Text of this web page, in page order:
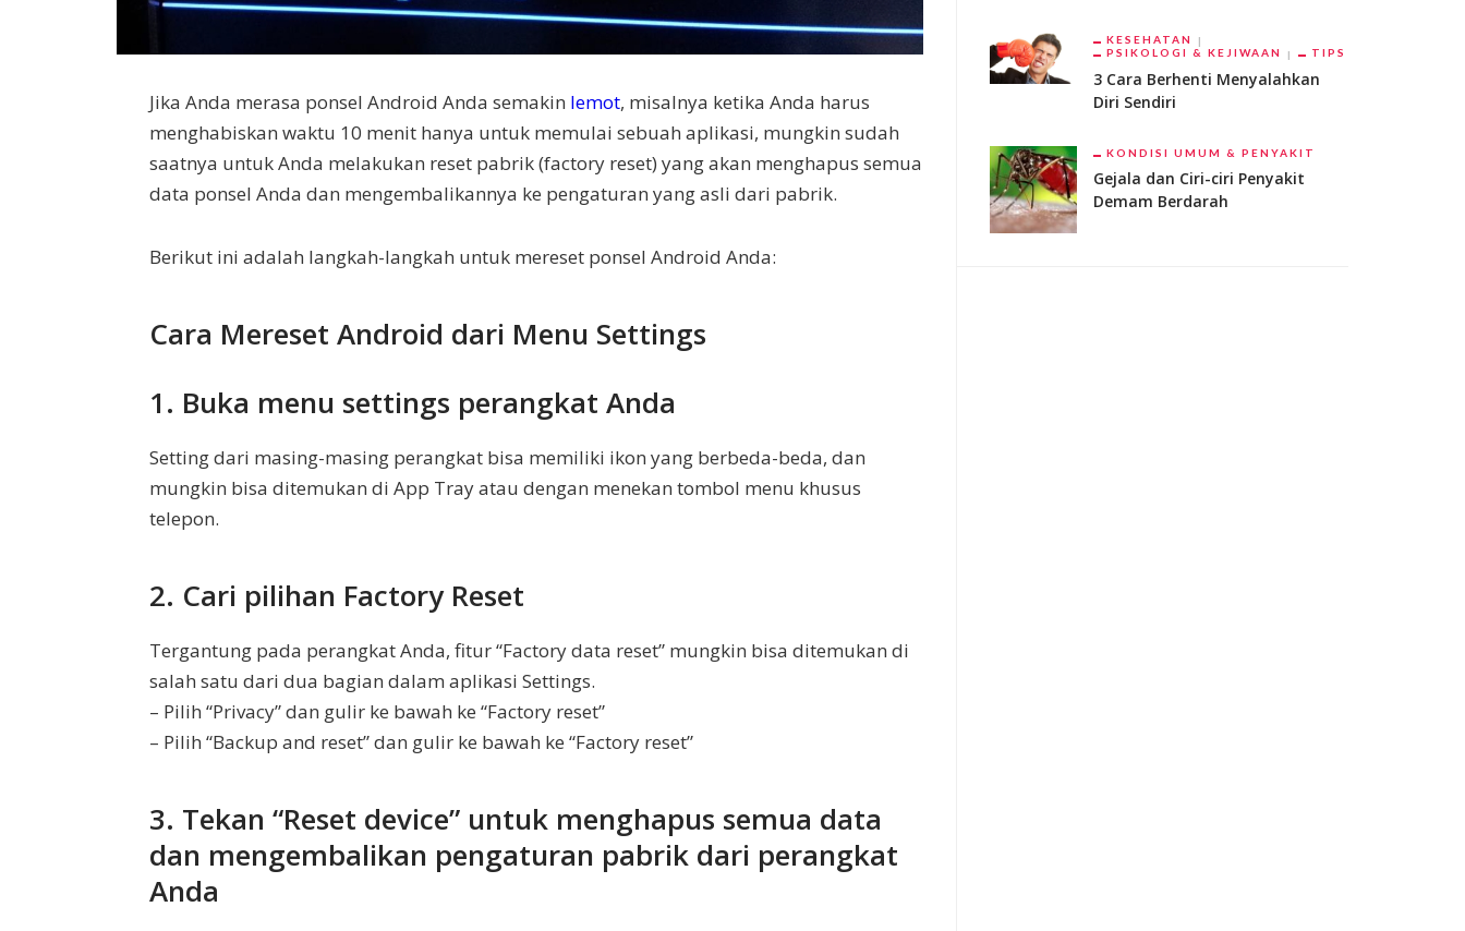
Jika Anda merasa ponsel Android Anda semakin lemot, misalnya ketika Anda harus
menghabiskan waktu 10 menit hanya untuk memulai sebuah aplikasi, mungkin sudah
saatnya untuk Anda melakukan reset pabrik (factory reset) yang akan menghapus semua
data ponsel Anda dan mengembalikannya ke pengaturan yang asli dari pabrik.
Berikut ini adalah langkah-langkah untuk mereset ponsel Android Anda:
Cara Mereset Android dari Menu Settings
1. Buka menu settings perangkat Anda
Setting dari masing-masing perangkat bisa memiliki ikon yang berbeda-beda, dan
mungkin bisa ditemukan di App Tray atau dengan menekan tombol menu khusus
telepon.
2. Cari pilihan Factory Reset
Tergantung pada perangkat Anda, fitur “Factory data reset” mungkin bisa ditemukan di
salah satu dari dua bagian dalam aplikasi Settings.
– Pilih “Privacy” dan gulir ke bawah ke “Factory reset”
– Pilih “Backup and reset” dan gulir ke bawah ke “Factory reset”
3. Tekan “Reset device” untuk menghapus semua data
dan mengembalikan pengaturan pabrik dari perangkat
Anda
KESEHATAN
PSIKOLOGI & KEJIWAAN
TIPS
3 Cara Berhenti Menyalahkan
Diri Sendiri
KONDISI UMUM & PENYAKIT
Gejala dan Ciri-ciri Penyakit
Demam Berdarah